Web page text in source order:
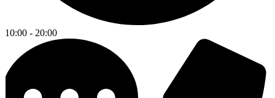
10:00 - 20:00